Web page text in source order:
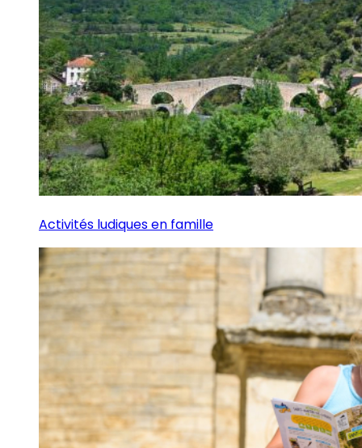
Activités ludiques en famille